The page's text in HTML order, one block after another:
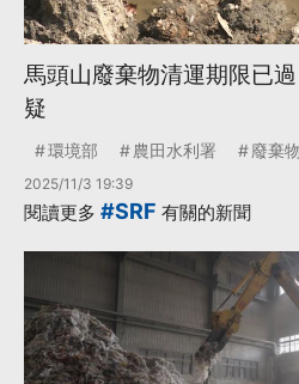
馬頭山廢棄物清運期限已
疑
環境部 農田水利署 廢棄物
2025/11/3 19:39
閱讀更多 #SRF 有關的新聞